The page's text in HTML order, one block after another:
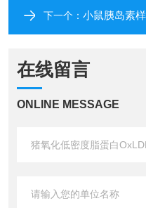
下一个： 小鼠胰岛素
在线留言
ONLINE MESSAGE